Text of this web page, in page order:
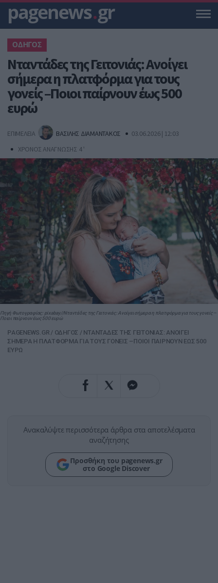
pagenews.gr
ΟΔΗΓΟΣ
Νταντάδες της Γειτονιάς: Ανοίγει
σήμερα η πλατφόρμα για τους
γονείς –Ποιοι παίρνουν έως 500
ευρώ
ΕΠΙΜΕΛΕΙΑ ΒΑΣΙΛΗΣ ΔΙΑΜΑΝΤΑΚΟΣ
03.06.2026 | 12:03
ΧΡΟΝΟΣ ΑΝΑΓΝΩΣΗΣ 4 '
Πηγή Φωτογραφίας: pixabay//Νταντάδες της Γειτονιάς: Ανοίγει σήμερα η πλατφόρμα για τους γονείς –
Ποιοι παίρνουν έως 500 ευρώ
PAGENEWS.GR / ΟΔΗΓΟΣ / ΝΤΑΝΤΑΔΕΣ ΤΗΣ ΓΕΙΤΟΝΙΑΣ: ΑΝΟΙΓΕΙ
ΣΗΜΕΡΑ Η ΠΛΑΤΦΟΡΜΑ ΓΙΑ ΤΟΥΣ ΓΟΝΕΙΣ –ΠΟΙΟΙ ΠΑΙΡΝΟΥΝ ΕΩΣ 500
ΕΥΡΩ
Ανακαλύψτε περισσότερα άρθρα στα αποτελέσματα
αναζήτησης
Προσθήκη του pagenews.gr
στο Google Discover